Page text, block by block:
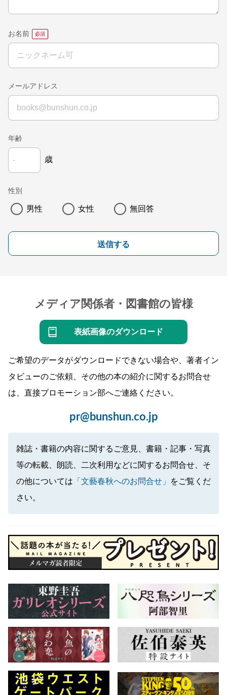
お名前
メールアドレス
年齢
歳
性別
男性 女性 無回答
送信する
メディア関係者・図書館の皆様
表紙画像のダウンロード
ご希望のデータがダウンロードできない場合や、著者イン
タビューのご依頼、その他の本の紹介に関するお問合せ
は、直接プロモーション部へご連絡ください。
pr@bunshun.co.jp
雑誌・書籍の内容に関するご意見、書籍・記事・写真
等の転載、朗読、二次利用などに関するお問合せ、そ
の他については 「文藝春秋へのお問合せ」
をご覧くだ
さい。